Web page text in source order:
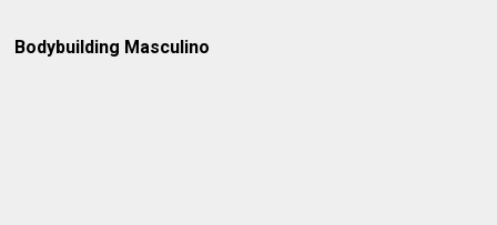
Bodybuilding Masculino